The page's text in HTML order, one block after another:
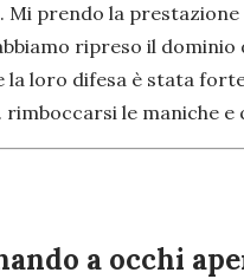
prendo la
ripreso il
loro difesa è stata
le maniche e
a occhi